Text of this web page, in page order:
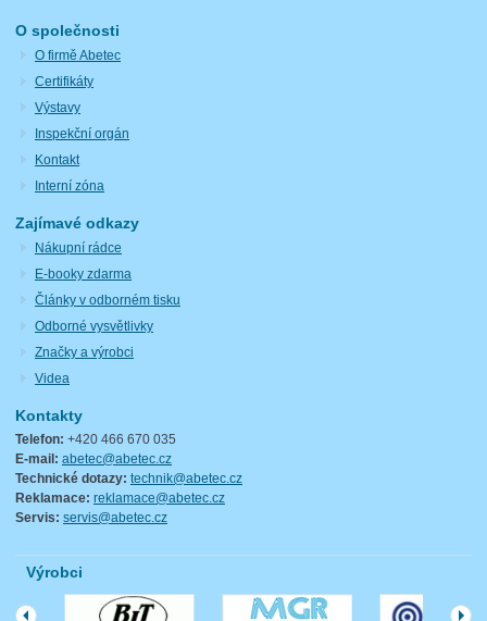
O společnosti
O firmě Abetec
Certifikáty
Výstavy
Inspekční orgán
Kontakt
Interní zóna
Zajímavé odkazy
Nákupní rádce
E-booky zdarma
Články v odborném tisku
Odborné vysvětlivky
Značky a výrobci
Videa
Kontakty
Telefon: +420 466 670 035
E-mail: abetec@abetec.cz
Technické dotazy: technik@abetec.cz
Reklamace: reklamace@abetec.cz
Servis: servis@abetec.cz
Výrobci